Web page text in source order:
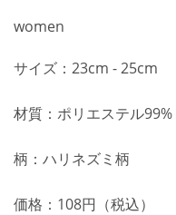
women
サイズ：23cm - 25cm
材質：ポリエステル
柄：ハリネズミ柄
価格：108円（税込）